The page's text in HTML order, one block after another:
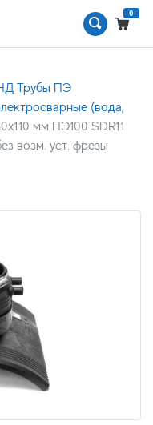
0
Трубы ПЭ
(вода,
мм ПЭ100 SDR11
возм. уст. фрезы